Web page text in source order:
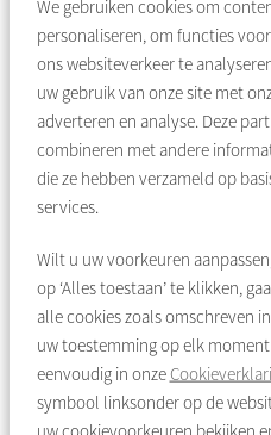
We gebruiken cookies om
personaliseren, om functies
ons websiteverkeer te
uw gebruik van onze site met
adverteren en analyse. Deze
combineren met andere
die ze hebben verzameld op
services.
Wilt u uw voorkeuren
op ‘Alles toestaan’ te klikken,
alle cookies zoals omschreven
uw toestemming op elk
eenvoudig in onze
symbool linksonder op de
uw cookievoorkeuren bekijken
Alle woningen worden
geïsoleerd. Ze worden
stadswarmte.
Nieuwe voorzieningen
Bewoners die zorg of hulp
Een nieuw
de Van Deysselstraat,
Buurtkamer Social
Het buurtpunt van
Het buurtteam
Een basisschool,